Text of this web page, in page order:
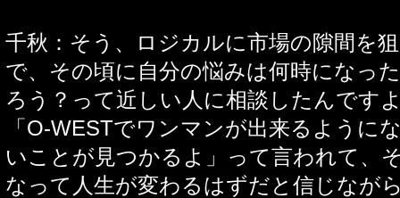
千秋：そう、ロジカルに市場の隙間を
で、その頃に自分の悩みは何時になっ
ろう？って近しい人に相談したんです
「O-WESTでワンマンが出来るように
いことが見つかるよ」って言われて、
なって人生が変わるはずだと信じなが